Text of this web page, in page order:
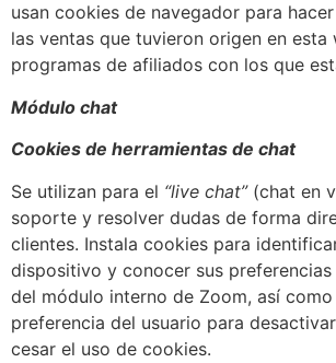
usan cookies de navegador para
las ventas que tuvieron origen en esta
programas de afiliados con los que
Módulo chat
Cookies de herramientas de chat
Se utilizan para el “live chat” (chat en
soporte y resolver dudas de forma
clientes. Instala cookies para
dispositivo y conocer sus
del módulo interno de Zoom, así
preferencia del usuario para
cesar el uso de cookies.